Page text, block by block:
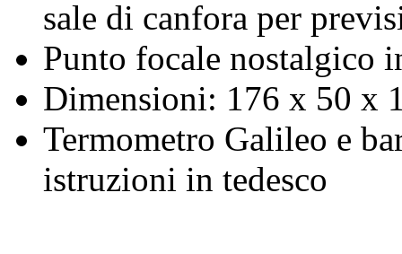
sale di canfora per
Punto focale nostalgico
Dimensioni: 176 x 50 x
Termometro Galileo e
istruzioni in tedesco